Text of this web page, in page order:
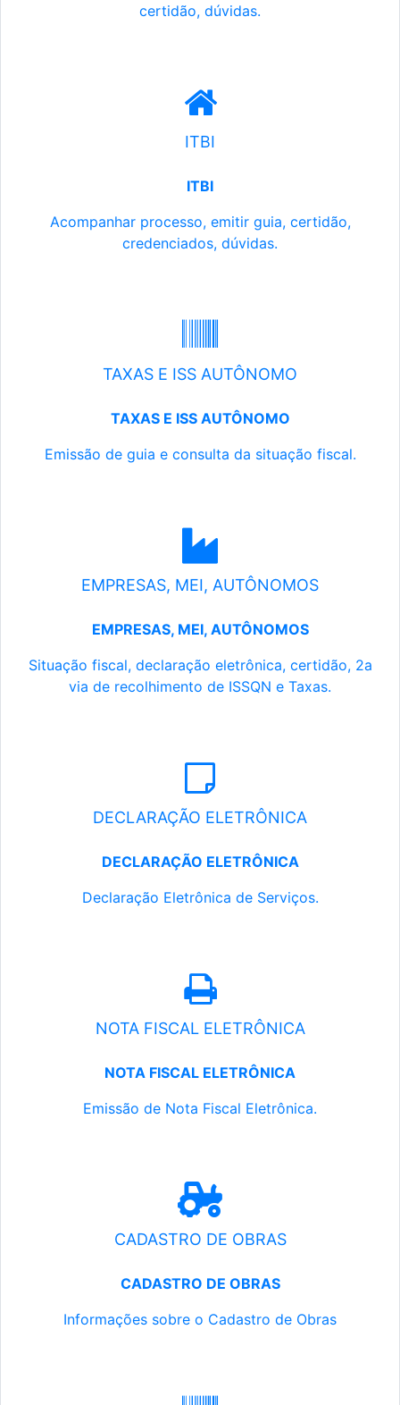
certidão, dúvidas.
ITBI
ITBI
Acompanhar processo, emitir guia, certidão,
credenciados, dúvidas.
TAXAS E ISS AUTÔNOMO
TAXAS E ISS AUTÔNOMO
Emissão de guia e consulta da situação fiscal.
EMPRESAS, MEI, AUTÔNOMOS
EMPRESAS, MEI, AUTÔNOMOS
Situação fiscal, declaração eletrônica, certidão, 2a
via de recolhimento de ISSQN e Taxas.
DECLARAÇÃO ELETRÔNICA
DECLARAÇÃO ELETRÔNICA
Declaração Eletrônica de Serviços.
NOTA FISCAL ELETRÔNICA
NOTA FISCAL ELETRÔNICA
Emissão de Nota Fiscal Eletrônica.
CADASTRO DE OBRAS
CADASTRO DE OBRAS
Informações sobre o Cadastro de Obras